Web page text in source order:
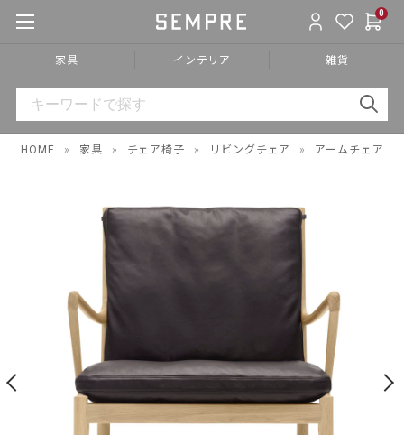
0
家具 インテリア 雑貨
HOME » 家具 » チェア椅子 » リビングチェア » アームチェア